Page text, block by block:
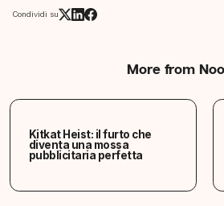
Condividi su
More from
Kitkat Heist: il furto che
diventa una mossa
pubblicitaria perfetta
Via Fornaci 136, Padova